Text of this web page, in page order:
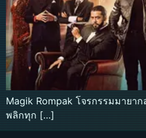
Magik Rompak โจรกรรมมายา
พลิกทุก […]